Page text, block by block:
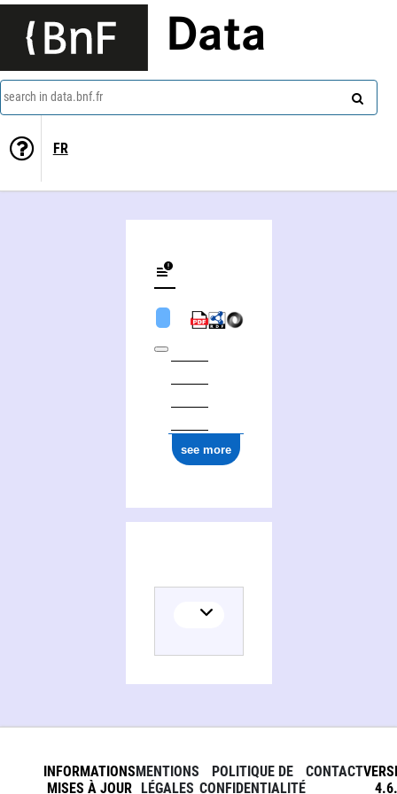
Data
search in data.bnf.fr
FR
see more
INFORMATIONS
MISES À JOUR
MENTIONS
LÉGALES
POLITIQUE DE
CONFIDENTIALITÉ
CONTACT